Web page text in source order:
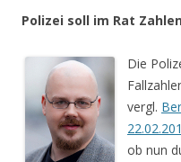
Polizei soll im Rat
Die
vergl.
ob nun